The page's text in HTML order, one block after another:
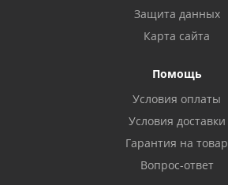
Защита данных
Карта сайта
Помощь
Условия оплаты
Условия доставки
Гарантия на товар
Вопрос-ответ